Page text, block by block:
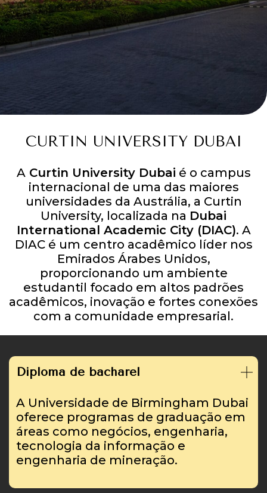
CURTIN UNIVERSITY DUBAI
A Curtin University Dubai é o campus
internacional de uma das maiores
universidades da Austrália, a Curtin
University, localizada na Dubai
International Academic City (DIAC). A
DIAC é um centro acadêmico líder nos
Emirados Árabes Unidos,
proporcionando um ambiente
estudantil focado em altos padrões
acadêmicos, inovação e fortes conexões
com a comunidade empresarial.
Diploma de bacharel
A Universidade de Birmingham Dubai
oferece programas de graduação em
áreas como negócios, engenharia,
tecnologia da informação e
engenharia de mineração.